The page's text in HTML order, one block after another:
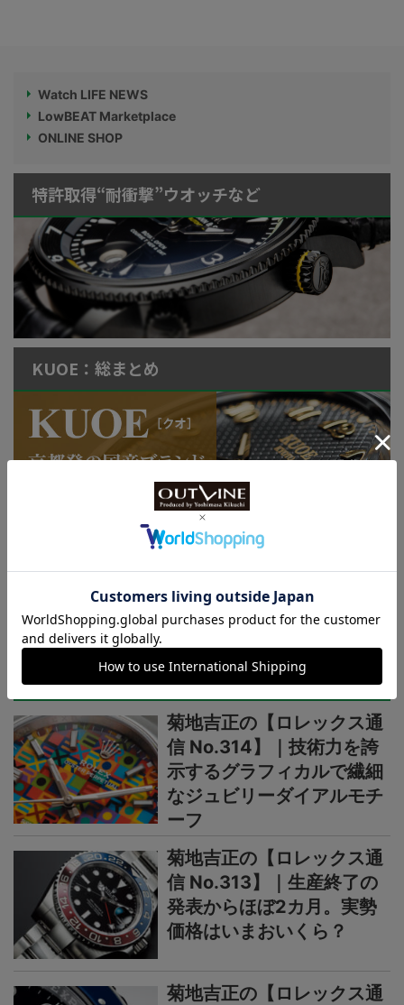
Watch LIFE NEWS
LowBEAT Marketplace
ONLINE SHOP
特許取得“耐衝撃”ウオッチなど
KUOE：総まとめ
連載記事
ロレックス通信
菊地吉正の【ロレックス通
信 No.314】｜技術力を誇
示するグラフィカルで繊細
なジュビリーダイアルモチ
ーフ
菊地吉正の【ロレックス通
信 No.313】｜生産終了の
発表からほぼ2カ月。実勢
価格はいまおいくら？
菊地吉正の【ロレックス通